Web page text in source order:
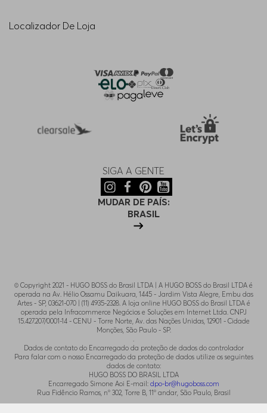
Localizador De Loja
SIGA A GENTE
MUDAR DE PAÍS:
BRASIL
© Copyright 2021 - HUGO BOSS do Brasil LTDA | A HUGO BOSS do Brasil LTDA é
operada na Av. Hélio Ossamu Daikuara, 1445 - Jardim Vista Alegre, Embu das
Artes - SP, 03621-070 | (11) 4935-2328. A loja online HUGO BOSS do Brasil LTDA é
operada pela Infracommerce Negócios e Soluções em Internet Ltda. CNPJ
15.427.207/0001-14 - CENU - Torre Norte, Av. das Nações Unidas, 12901 - Cidade
Monções, São Paulo - SP.
.
Dados de contato do Encarregado da proteção de dados do controlador
Para falar com o nosso Encarregado da proteção de dados utilize os seguintes
dados de contato:
HUGO BOSS DO BRASIL LTDA
Encarregado Simone Aoi E-mail: dpo-br@hugoboss.com
Rua Fidêncio Ramos, n° 302, Torre B, 11° andar, São Paulo, Brasil